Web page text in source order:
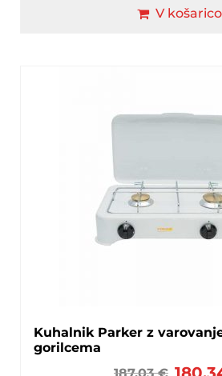
V košarico
Kuhalnik Parker z
gorilcema